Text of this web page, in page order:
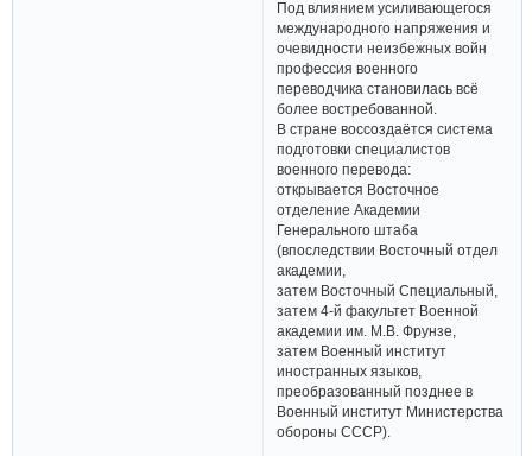
Под влиянием усиливающегося
международного напряжения и
очевидности неизбежных войн
профессия военного
переводчика становилась всё
более востребованной.
В стране воссоздаётся система
подготовки специалистов
военного перевода:
открывается Восточное
отделение Академии
Генерального штаба
(впоследствии Восточный отдел
академии,
затем Восточный Специальный,
затем 4-й факультет Военной
академии им. М.В. Фрунзе,
затем Военный институт
иностранных языков,
преобразованный позднее в
Военный институт Министерства
обороны СССР).